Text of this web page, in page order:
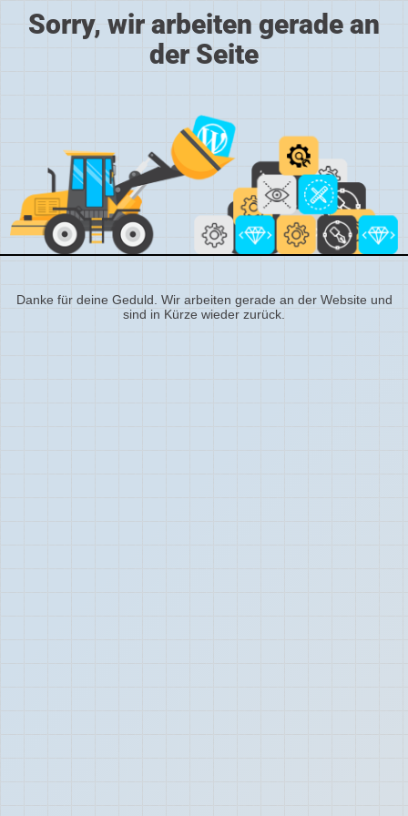
Sorry, wir arbeiten gerade an
der Seite
Danke für deine Geduld. Wir arbeiten gerade an der Website und
sind in Kürze wieder zurück.